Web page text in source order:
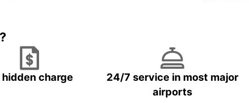
hidden charge
24/7 service in most major
airports